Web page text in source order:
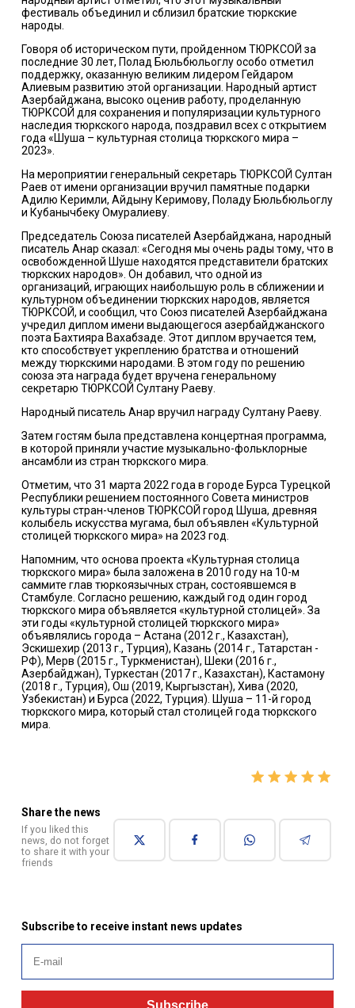
фестиваль объединил и сблизил братские тюркские
народы.
Говоря об историческом пути, пройденном ТЮРКСОЙ за
последние 30 лет, Полад Бюльбюльоглу особо отметил
поддержку, оказанную великим лидером Гейдаром
Алиевым развитию этой организации. Народный артист
Азербайджана, высоко оценив работу, проделанную
ТЮРКСОЙ для сохранения и популяризации культурного
наследия тюркского народа, поздравил всех с открытием
года «Шуша – культурная столица тюркского мира –
2023».
На мероприятии генеральный секретарь ТЮРКСОЙ Султан
Раев от имени организации вручил памятные подарки
Адилю Керимли, Айдыну Керимову, Поладу Бюльбюльоглу
и Кубанычбеку Омуралиеву.
Председатель Союза писателей Азербайджана, народный
писатель Анар сказал: «Сегодня мы очень рады тому, что в
освобожденной Шуше находятся представители братских
тюркских народов». Он добавил, что одной из
организаций, играющих наибольшую роль в сближении и
культурном объединении тюркских народов, является
ТЮРКСОЙ, и сообщил, что Союз писателей Азербайджана
учредил диплом имени выдающегося азербайджанского
поэта Бахтияра Вахабзаде. Этот диплом вручается тем,
кто способствует укреплению братства и отношений
между тюркскими народами. В этом году по решению
союза эта награда будет вручена генеральному
секретарю ТЮРКСОЙ Султану Раеву.
Народный писатель Анар вручил награду Султану Раеву.
Затем гостям была представлена концертная программа,
в которой приняли участие музыкально-фольклорные
ансамбли из стран тюркского мира.
Отметим, что 31 марта 2022 года в городе Бурса Турецкой
Республики решением постоянного Совета министров
культуры стран-членов ТЮРКСОЙ город Шуша, древняя
колыбель искусства мугама, был объявлен «Культурной
столицей тюркского мира» на 2023 год.
Напомним, что основа проекта «Культурная столица
тюркского мира» была заложена в 2010 году на 10-м
саммите глав тюркоязычных стран, состоявшемся в
Стамбуле. Согласно решению, каждый год один город
тюркского мира объявляется «культурной столицей». За
эти годы «культурной столицей тюркского мира»
объявлялись города – Астана (2012 г., Казахстан),
Эскишехир (2013 г., Турция), Казань (2014 г., Татарстан -
РФ), Мерв (2015 г., Туркменистан), Шеки (2016 г.,
Азербайджан), Туркестан (2017 г., Казахстан), Кастамону
(2018 г., Турция), Ош (2019, Кыргызстан), Хива (2020,
Узбекистан) и Бурса (2022, Турция). Шуша – 11-й город
тюркского мира, который стал столицей года тюркского
мира.
Share the news
If you liked this
news, do not forget
to share it with your
friends
Subscribe to receive instant news updates